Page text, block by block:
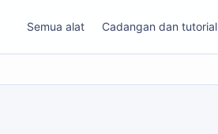
Semua alat Cadangan dan tutorial